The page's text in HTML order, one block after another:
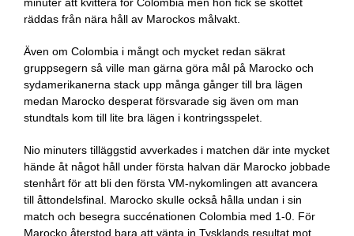
minuter att kvittera för Colombia men hon fick se skottet
räddas från nära håll av Marockos målvakt.
Även om Colombia i mångt och mycket redan säkrat
gruppsegern så ville man gärna göra mål på Marocko och
sydamerikanerna stack upp många gånger till bra lägen
medan Marocko desperat försvarade sig även om man
stundtals kom till lite bra lägen i kontringsspelet.
Nio minuters tilläggstid avverkades i matchen där inte mycket
hände åt något håll under första halvan där Marocko jobbade
stenhårt för att bli den första VM-nykomlingen att avancera
till åttondelsfinal. Marocko skulle också hålla undan i sin
match och besegra succénationen Colombia med 1-0. För
Marocko återstod bara att vänta in Tysklands resultat mot